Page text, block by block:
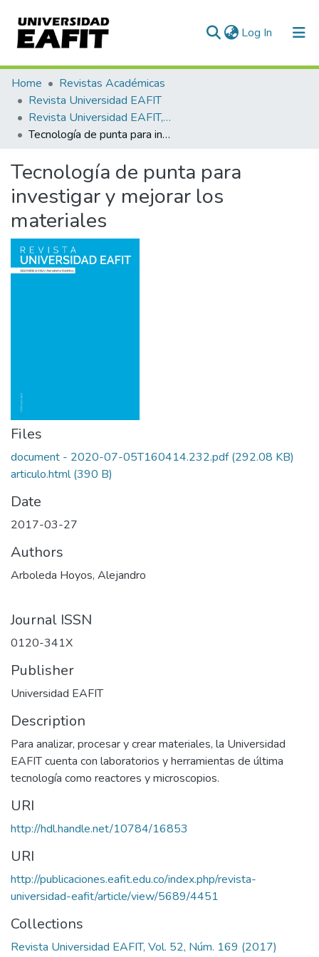
Log In (current)
Communities & Collections
All of DSpace
Statistics
Home
Revistas Académicas
Revista Universidad EAFIT
Revista Universidad EAFIT, Vol. 52, Núm. 169 (2017)
Tecnología de punta para investigar y mejorar los materiales
Tecnología de punta para
investigar y mejorar los
materiales
Files
document - 2020-07-05T160414.232.pdf(292.08 KB)
articulo.html(390 B)
Date
2017-03-27
Authors
Arboleda Hoyos, Alejandro
Journal ISSN
0120-341X
Publisher
Universidad EAFIT
Description
Para analizar, procesar y crear materiales, la Universidad
EAFIT cuenta con laboratorios y herramientas de última
tecnología como reactores y microscopios.
URI
http://hdl.handle.net/10784/16853
URI
http://publicaciones.eafit.edu.co/index.php/revista-
universidad-eafit/article/view/5689/4451
Collections
Revista Universidad EAFIT, Vol. 52, Núm. 169 (2017)